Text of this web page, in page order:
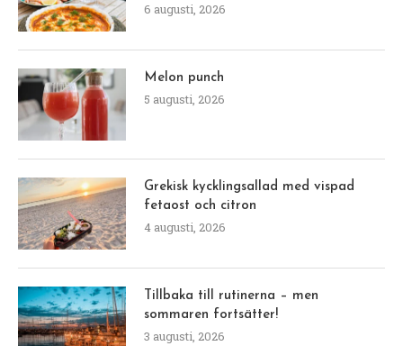
6 augusti, 2026
Melon punch
5 augusti, 2026
Grekisk kycklingsallad med vispad
fetaost och citron
4 augusti, 2026
Tillbaka till rutinerna – men
sommaren fortsätter!
3 augusti, 2026